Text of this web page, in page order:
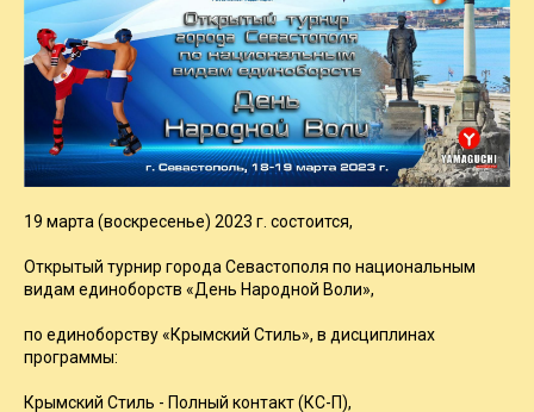
19 марта (воскресенье) 2023 г. состоится,
Открытый турнир города Севастополя по национальным
видам единоборств «День Народной Воли»,
по единоборству «Крымский Стиль», в дисциплинах
программы:
Крымский Стиль - Полный контакт (КС-П),